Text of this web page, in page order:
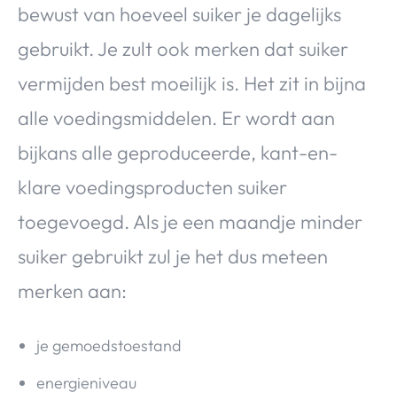
bewust van hoeveel suiker je dagelijks
gebruikt. Je zult ook merken dat suiker
vermijden best moeilijk is. Het zit in bijna
alle voedingsmiddelen. Er wordt aan
bijkans alle geproduceerde, kant-en-
klare voedingsproducten suiker
toegevoegd. Als je een maandje minder
suiker gebruikt zul je het dus meteen
merken aan:
je gemoedstoestand
energieniveau